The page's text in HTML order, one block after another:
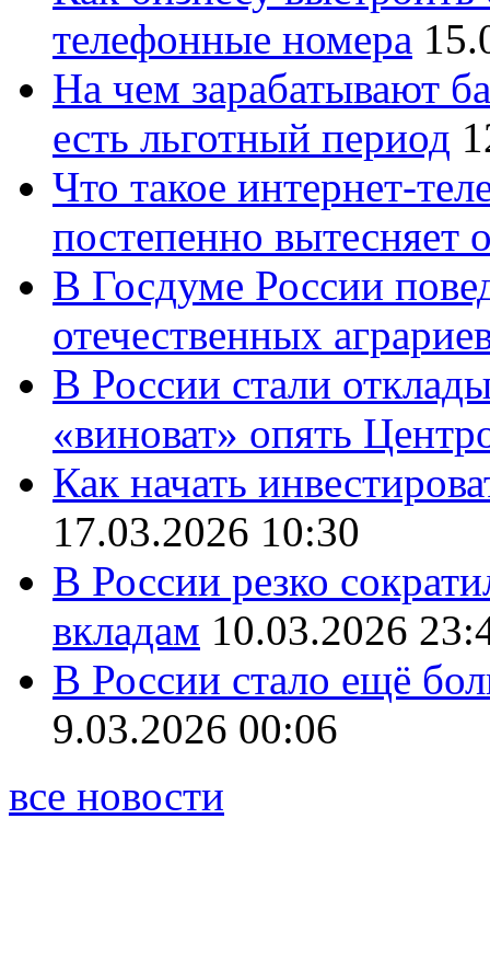
телефонные номера
На чем зарабатывают
есть льготный период
Что такое интернет-
постепенно вытесняет
В Госдуме России
отечественных
В России стали
«виноват» опять
Как начать
17.03.2026 10:30
В России резко
вкладам 10.03.2026
В России стало ещё
9.03.2026 00:06
все новости